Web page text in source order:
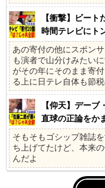
【衝撃】ビー
時間テレビにト
あの寄付の他にスポン
も演者で山分けみたい
がその年にそのまま寄
る上に日テレ自体も節
【仰天】デー
直球の正論をか
そもそもゴシップ雑誌
ち上げてたけど、本来
んだよ